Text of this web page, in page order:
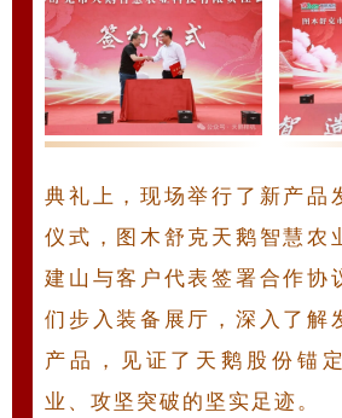
典礼上，现场举行了新产品
仪式，图木舒克天鹅智慧农
建山与客户代表签署合作协
们步入装备展厅，深入了解
产品，见证了天鹅股份锚
业、攻坚突破的坚实足迹。